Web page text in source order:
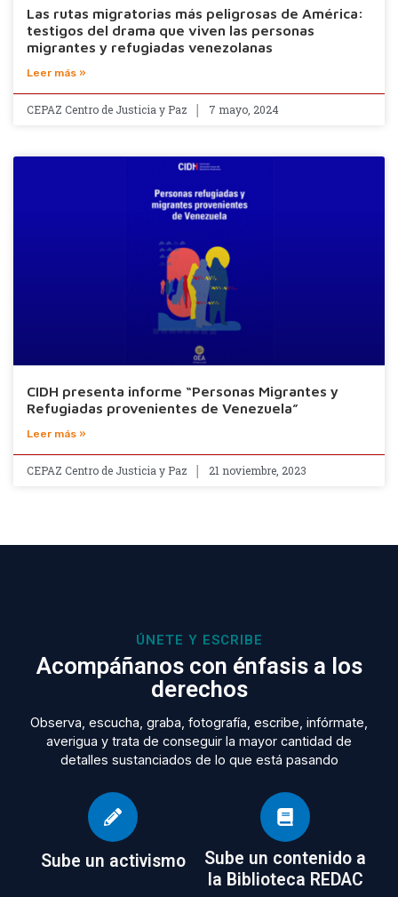
Las rutas migratorias más peligrosas de América:
testigos del drama que viven las personas
migrantes y refugiadas venezolanas
Leer más »
CEPAZ Centro de Justicia y Paz 7 mayo, 2024
CIDH presenta informe “Personas Migrantes y
Refugiadas provenientes de Venezuela”
Leer más »
CEPAZ Centro de Justicia y Paz 21 noviembre, 2023
ÚNETE Y ESCRIBE
Acompáñanos con énfasis a los
derechos
Observa, escucha, graba, fotografía, escribe, infórmate,
averigua y trata de conseguir la mayor cantidad de
detalles sustanciados de lo que está pasando
Sube un activismo
Sube un contenido a
la Biblioteca REDAC